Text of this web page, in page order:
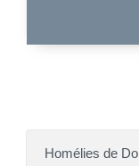
Homélies de